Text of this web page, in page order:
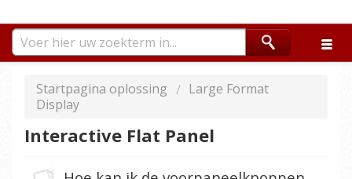
Startpagina oplossing
Large Format
Display
Interactive Flat Panel